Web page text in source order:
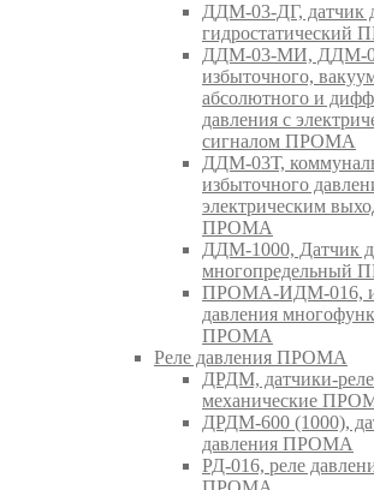
ДДМ-03-ДГ, датчик
гидростатический
ДДМ-03-МИ, ДДМ-
избыточного,
абсолютного и
давления с
сигналом ПРОМА
ДДМ-03Т,
избыточного
электрическим
ПРОМА
ДДМ-1000, Датчик
многопредельный
ПРОМА-ИДМ-016,
давления
ПРОМА
Реле давления ПРОМА
ДРДМ, датчики-
механические
ДРДМ-600 (1000),
давления ПРОМА
РД-016, реле